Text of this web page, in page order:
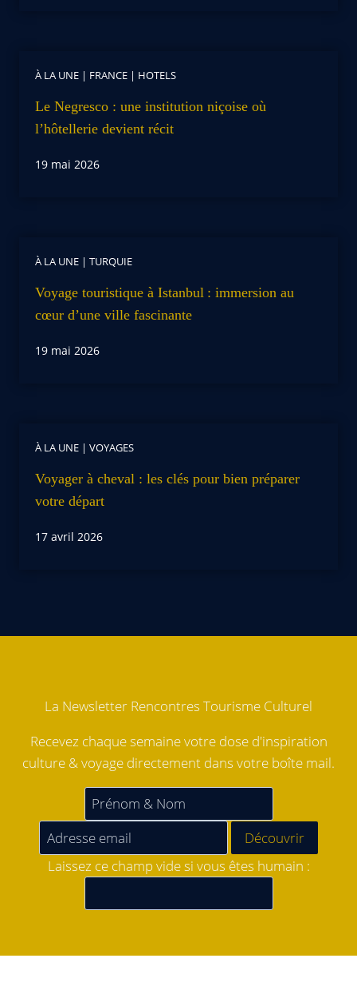
À LA UNE | FRANCE | HOTELS
Le Negresco : une institution niçoise où
l’hôtellerie devient récit
19 mai 2026
À LA UNE | TURQUIE
Voyage touristique à Istanbul : immersion au
cœur d’une ville fascinante
19 mai 2026
À LA UNE | VOYAGES
Voyager à cheval : les clés pour bien préparer
votre départ
17 avril 2026
La Newsletter Rencontres Tourisme Culturel
Recevez chaque semaine votre dose d'inspiration
culture & voyage directement dans votre boîte mail.
Laissez ce champ vide si vous êtes humain :